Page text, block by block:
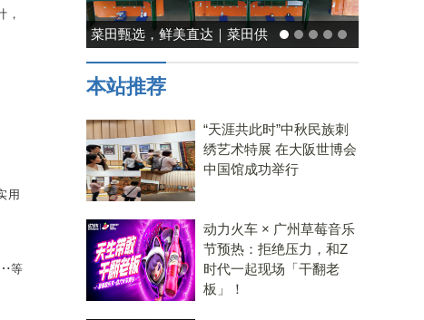
，
用
等
菜田甄选，鲜美直达｜菜田供
应链，重塑净菜新鲜标准
本站推荐
“天涯共此时”中秋民族刺
绣艺术特展 在大阪世博会
中国馆成功举行
动力火车 × 广州草莓音乐
节预热：拒绝压力，和Z
时代一起现场「干翻老
板」！